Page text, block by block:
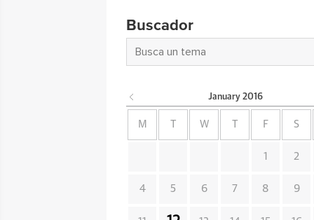
Buscador
January 2016
M W F S
1 2
4 5 6 7 8 9